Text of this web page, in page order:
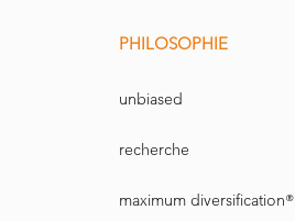
PHILOSOPHIE
unbiased
recherche
maximum diversification®